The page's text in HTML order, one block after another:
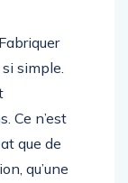
simple.
Ce n’est
que de
qu’une